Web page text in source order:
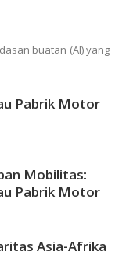
buatan (AI) yang
Pabrik Motor
Mobilitas:
Pabrik Motor
Asia-Afrika